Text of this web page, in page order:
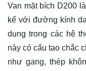
Van mặt bích D200
kế với đường kính
dụng trong các hệ
này có cấu tạo chắc
như gang, thép